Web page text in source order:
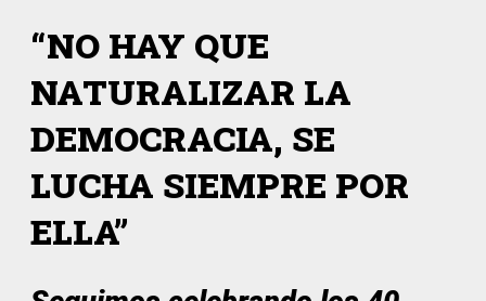
“NO HAY QUE
NATURALIZAR LA
DEMOCRACIA, SE
LUCHA SIEMPRE POR
ELLA”